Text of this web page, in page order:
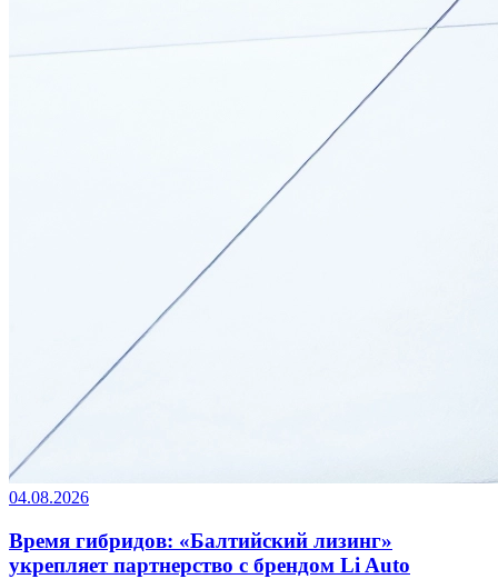
04.08.2026
Время гибридов: «Балтийский лизинг»
укрепляет партнерство с брендом Li Auto